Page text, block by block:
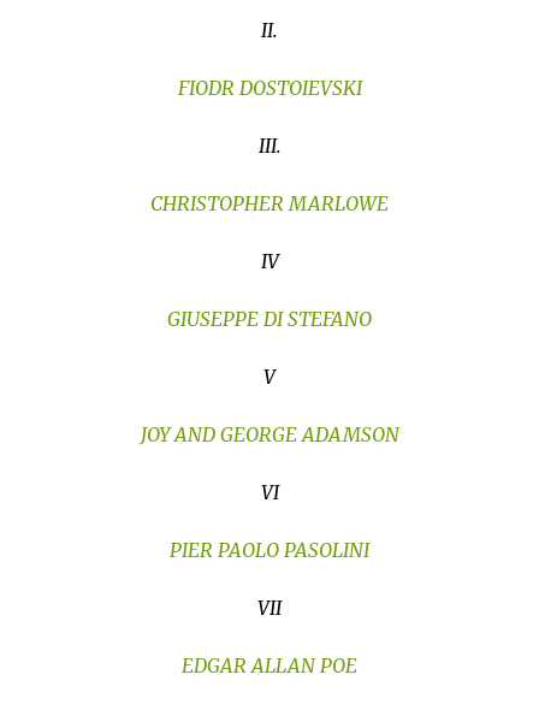
II.
FIODR DOSTOIEVSKI
III.
CHRISTOPHER MARLOWE
IV
GIUSEPPE DI STEFANO
V
JOY AND GEORGE ADAMSON
VI
PIER PAOLO PASOLINI
VII
EDGAR ALLAN POE